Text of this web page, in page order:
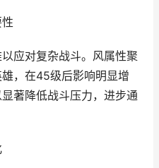
应对复杂战斗。风属性聚
，在45级后影响明显增
著降低战斗压力，进步通